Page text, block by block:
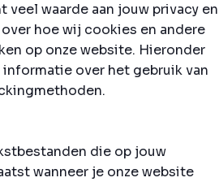
veel waarde aan jouw privacy en
hoe wij cookies en andere
op onze website. Hieronder
over het gebruik van
die op jouw
wanneer je onze website